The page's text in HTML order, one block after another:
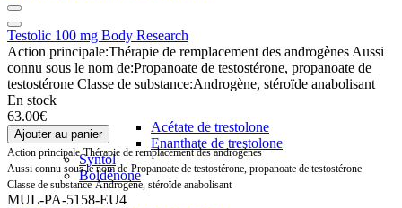
Acétate de trestolone
Enanthate de trestolone
Syntol
Boldénone
Testolic 100 mg Body Research
Action principale:Thérapie de remplacement des androgènes Aussi
connu sous le nom de:Propanoate de testostérone, propanoate de
testostérone Classe de substance:Androgène, stéroïde anabolisant
En stock
63.00€
Ajouter au panier
Action principale Thérapie de remplacement des androgènes
Aussi connu sous le nom de Propanoate de testostérone, propanoate de testostérone
Classe de substance Androgène, stéroïde anabolisant
MUL-PA-5158-EU4